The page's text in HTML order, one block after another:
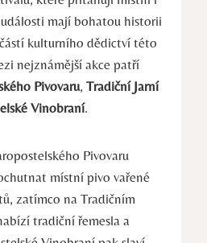
mají bohatou historii
kulturního dědictví této
nejznámější akce patří
Pivovaru, Tradiční Jarní
Vinobraní.
Pivovaru
místní pivo vařené
zatímco na Tradičním
tradiční řemesla a